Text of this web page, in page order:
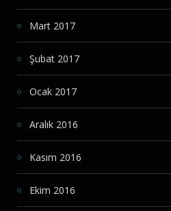
Mart 2017
Şubat 2017
Ocak 2017
Aralık 2016
Kasım 2016
Ekim 2016